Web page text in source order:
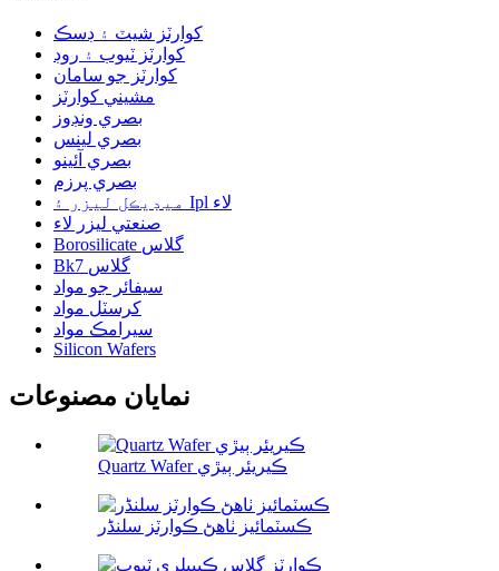
کوارٽز شيٽ ۽ ڊسڪ
کوارٽز ٽيوب ۽ روڊ
کوارٽز جو سامان
مشيني کوارٽز
بصري ونڊوز
بصري لينس
بصري آئينو
بصري پرزم
ميڊيڪل ليزر ۽ Ipl لاء
صنعتي ليزر لاء
Borosilicate گلاس
Bk7 گلاس
سيفائر جو مواد
کرسٽل مواد
سيرامڪ مواد
Silicon Wafers
نمايان مصنوعات
Quartz Wafer ڪيريئر ٻيڙي
ڪسٽمائيز ٺاھڻ ڪوارٽز سلنڈر